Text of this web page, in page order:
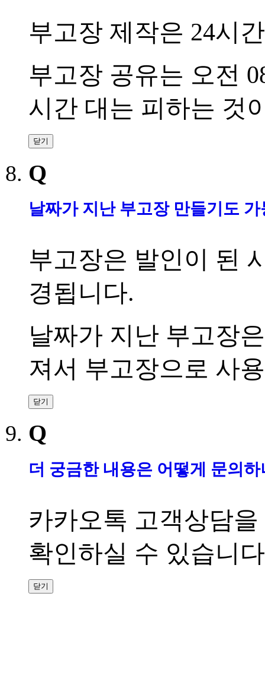
부고장 제작은 24시
부고장 공유는 오전
시간 대는 피하는 것
닫기
Q
날짜가 지난 부고장 만들기도
부고장은 발인이 된
경됩니다.
날짜가 지난 부고장
져서 부고장으로 사
닫기
Q
더 궁금한 내용은 어떻게 문의하
카카오톡 고객상담
확인하실 수 있습니다
닫기